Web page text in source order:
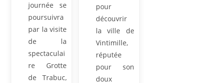
journée se
poursuivra
par la visite
de la
spectaculai
re Grotte
de Trabuc,
pour
découvrir
la ville de
Vintimille,
réputée
pour son
doux